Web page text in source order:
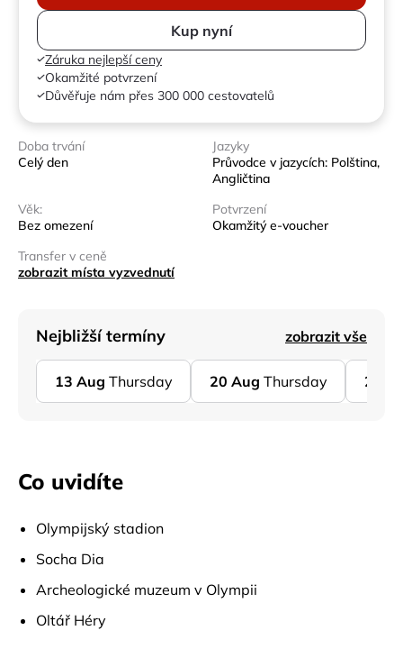
Kup nyní
Záruka nejlepší ceny
Okamžité potvrzení
Důvěřuje nám přes 300 000 cestovatelů
Doba trvání
Celý den
Jazyky
Průvodce v jazycích: Polština,
Angličtina
Věk:
Bez omezení
Potvrzení
Okamžitý e-voucher
Transfer v ceně
zobrazit místa vyzvednutí
Nejbližší termíny zobrazit vše
13 Aug Thursday 20 Aug Thursday 27
Co uvidíte
Olympijský stadion
Socha Dia
Archeologické muzeum v Olympii
Oltář Héry